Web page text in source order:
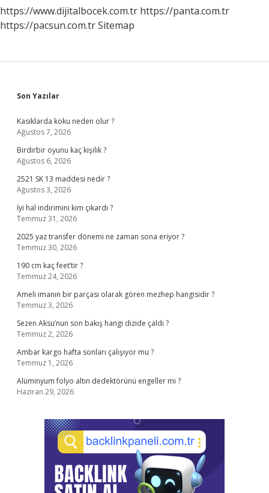
https://www.dijitalbocek.com.tr https://panta.com.tr
https://pacsun.com.trSitemap
Sidebar
Son Yazılar
Kasıklarda koku neden olur ?
Ağustos 7, 2026
Birdirbir oyunu kaç kişilik ?
Ağustos 6, 2026
2521 SK 13 maddesi nedir ?
Ağustos 3, 2026
İyi hal indirimini kim çıkardı ?
Temmuz 31, 2026
2025 yaz transfer dönemi ne zaman sona eriyor ?
Temmuz 30, 2026
190 cm kaç feet’tir ?
Temmuz 24, 2026
Ameli imanın bir parçası olarak gören mezhep hangisidir ?
Temmuz 3, 2026
Sezen Aksu’nun son bakış hangi dizide çaldı ?
Temmuz 2, 2026
Ambar kargo hafta sonları çalışıyor mu ?
Temmuz 1, 2026
Alüminyum folyo altın dedektörünü engeller mi ?
Haziran 29, 2026